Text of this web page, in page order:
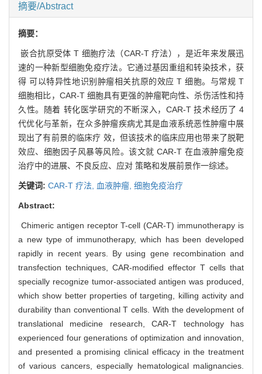
摘要/Abstract
摘要：
嵌合抗原受体 T 细胞疗法（CAR-T 疗法），是近年来发展迅
速的一种新型细胞免疫疗法。它通过基因重组和转染技术，获
得 可以特异性地识别肿瘤相关抗原的效应 T 细胞。与常规 T
细胞相比，CAR-T 细胞具有更强的肿瘤靶向性、杀伤活性和持
久性。随着 转化医学研究的不断深入，CAR-T 技术经历了 4
代优化与革新，在众多肿瘤疾病尤其是血液系统恶性肿瘤中展
现出了有前景的临床疗 效，但该技术的临床应用也带来了脱靶
效应、细胞因子风暴等风险。该文就 CAR-T 在血液肿瘤免疫
治疗中的进展、不良反应、应对 策略和发展前景作一综述。
关键词: CAR-T 疗法, 血液肿瘤, 细胞免疫治疗
Abstract:
Chimeric antigen receptor T-cell (CAR-T) immunotherapy is
a new type of immunotherapy, which has been developed
rapidly in recent years. By using gene recombination and
transfection techniques, CAR-modified effector T cells that
specially recognize tumor-associated antigen was produced,
which show better properties of targeting, killing activity and
durability than conventional T cells. With the development of
translational medicine research, CAR-T technology has
experienced four generations of optimization and innovation,
and presented a promising clinical efficacy in the treatment
of various cancers, especially hematological malignancies.